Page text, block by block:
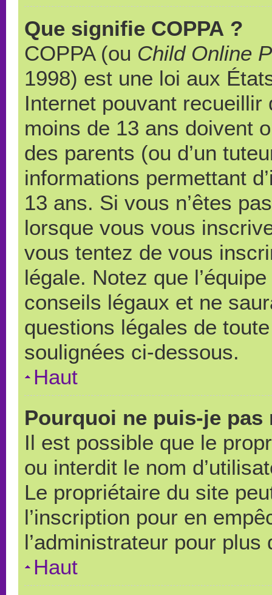
Que signifie COPPA ?
COPPA (ou Child Online
1998) est une loi aux
Internet pouvant
moins de 13 ans doivent
des parents (ou d’un
informations permettant
13 ans. Si vous n’êtes
lorsque vous vous
vous tentez de vous
légale. Notez que
conseils légaux et ne
questions légales de
soulignées ci-dessous.
Haut
Pourquoi ne puis-je pas
Il est possible que le
ou interdit le nom
Le propriétaire du site
l’inscription pour en
l’administrateur pour
Haut